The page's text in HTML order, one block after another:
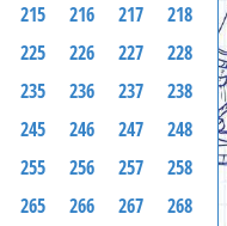
215 216 217
218
225 226 227
228
235 236 237
238
245 246 247
248
255 256 257
258
265 266 267
268